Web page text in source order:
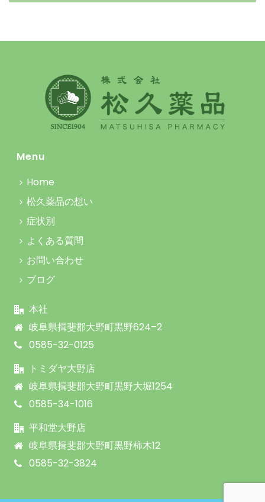
Menu
Home
松久薬品の想い
症状別
よくある質問
お問い合わせ
ブログ
本社
岐阜県揖斐郡大野町黒野624–2
0585-32-0125
トミダヤ大野店
岐阜県揖斐郡大野町黒野大堀1254
0585-34-1016
平和堂大野店
岐阜県揖斐郡大野町黒野柿木12
0585-32-3824